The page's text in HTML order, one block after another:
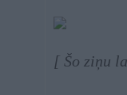
[ Šo ziņu